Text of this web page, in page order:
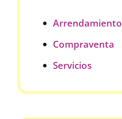
Arrendamiento
Compraventa
Servicios